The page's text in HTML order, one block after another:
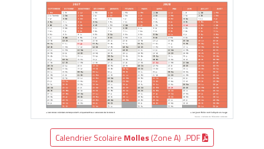
Calendrier Scolaire Molles(Zone A) .PDF